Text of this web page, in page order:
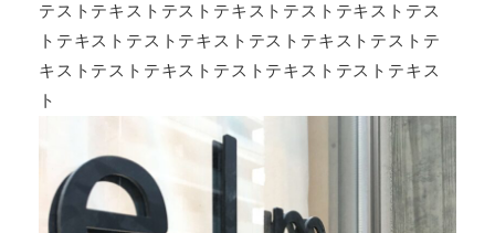
テストテキストテストテキストテストテキストテス
トテキストテストテキストテストテキストテストテ
キストテストテキストテストテキストテストテキス
ト